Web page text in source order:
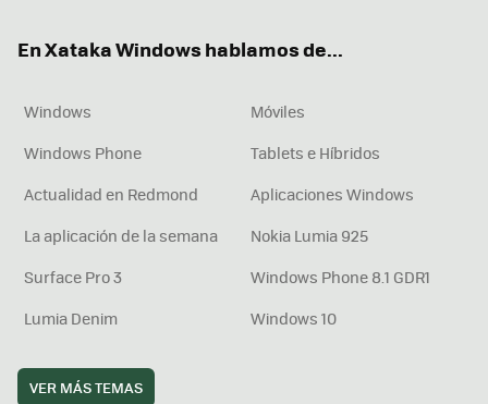
En Xataka Windows hablamos de...
Windows
Móviles
Windows Phone
Tablets e Híbridos
Actualidad en Redmond
Aplicaciones Windows
La aplicación de la semana
Nokia Lumia 925
Surface Pro 3
Windows Phone 8.1 GDR1
Lumia Denim
Windows 10
VER MÁS TEMAS